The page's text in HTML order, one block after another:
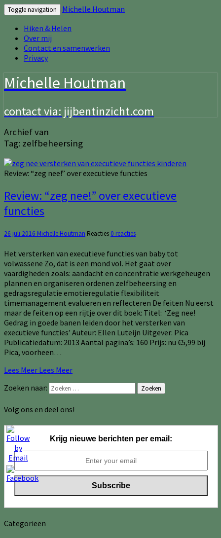
Toggle navigation
Michelle Houtman
Hiken & Helen
Over mij
Contact en samenwerken
Privacy
Michelle Houtman
contact via: jijbentinzicht.com
Archief van
Tag: zelfbeheersing
Review: “zeg nee!” over executieve functies
Review: “zeg nee!” over executieve
functies
26 juli 2016 Michelle Houtman Reacties 0 reacties
Het versterken van executieve functies van baby tot
volwassene Zo, dat is een mond vol. Het gaat over
vaardigheden zoals: aandacht en concentratie werkgeheugen
plannen en organiseren ordenen zelfbeheersing en
gedragsregulatie emotieregulatie flexibiliteit
timemanagement evalueren en reflecteren De feiten Nu eerst
maar de feiten op een rijtje over dit boek: Titel: ‘Zeg nee!
Gedrag in goede banen leiden door het versterken van
executieve functies’ Auteur: Ellen Luteijn Uitgever: Pica
Publicatiedatum: 2013 Aantal pagina’s: 160 Prijs: nu €5,99 bij
Pica, voorheen…
Lees Meer Lees Meer
Zoeken naar:
Zoeken
Volg ons en deel ons!
Krijg nieuwe berichten per email:
Categorieën